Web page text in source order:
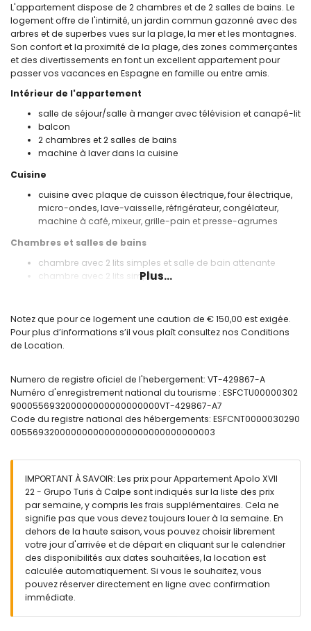
L'appartement dispose de 2 chambres et de 2 salles de bains. Le
logement offre de l'intimité, un jardin commun gazonné avec des
arbres et de superbes vues sur la plage, la mer et les montagnes.
Son confort et la proximité de la plage, des zones commerçantes
et des divertissements en font un excellent appartement pour
passer vos vacances en Espagne en famille ou entre amis.
Intérieur de l'appartement
salle de séjour/salle à manger avec télévision et canapé-lit
balcon
2 chambres et 2 salles de bains
machine à laver dans la cuisine
Cuisine
cuisine avec plaque de cuisson électrique, four électrique,
micro-ondes, lave-vaisselle, réfrigérateur, congélateur,
machine à café, mixeur, grille-pain et presse-agrumes
Chambres et salles de bains
chambre avec 2 lits simples et salle de bain attenante
chambre avec 2 lits simples
salle de bain avec lavabo simple, baignoire et toilettes
Extérieur de l'appartement
piscine pour enfants
jardin commun gazonné avec des arbres
douche extérieure
place de garage commune
l'appartement)
plage la plus proche : La Fossa / Levante (à moins de 50
mètres de l'appartement)
aéroport le plus proche : El Altet (Alicante) (à moins de 100
kilomètres de l'appartement)
transports publics à proximité : bus à moins de 50 mètres
interdiction de fumer
animaux de compagnie non admis
L'immeuble où se trouve le logement est équipé d'un
ascenseur.
Plus...
Notez que pour ce logement une caution de € 150,00 est exigée.
Pour plus d’informations s’il vous plaît consultez nos Conditions
de Location.
Numero de registre oficiel de l'hebergement: VT-429867-A
Numéro d'enregistrement national du tourisme : ESFCTU00000302
900055693200000000000000000VT-429867-A7
Code du registre national des hébergements: ESFCNT0000030290
0055693200000000000000000000000000003
IMPORTANT À SAVOIR: Les prix pour Appartement Apolo XVII
22 - Grupo Turis à Calpe sont indiqués sur la liste des prix
par semaine, y compris les frais supplémentaires. Cela ne
signifie pas que vous devez toujours louer à la semaine. En
dehors de la haute saison, vous pouvez choisir librement
votre jour d'arrivée et de départ en cliquant sur le calendrier
des disponibilités aux dates souhaitées, la location est
calculée automatiquement. Si vous le souhaitez, vous
pouvez réserver directement en ligne avec confirmation
immédiate.